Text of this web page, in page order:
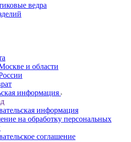
ведра
и области
информация
информация
на обработку персональных
соглашение